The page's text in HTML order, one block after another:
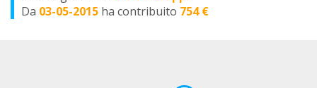
Da 03-05-2015 ha contribuito 754 €